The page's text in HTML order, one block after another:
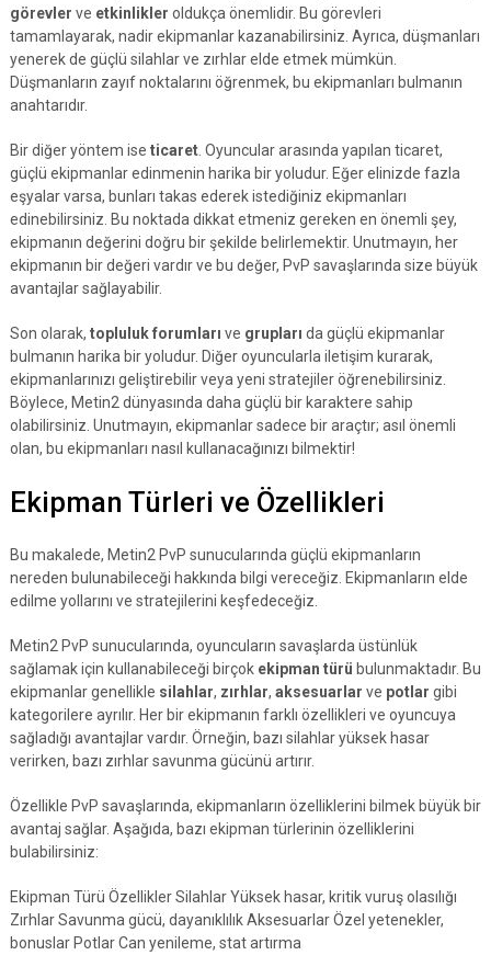
görevler ve etkinlikler oldukça önemlidir. Bu görevleri
tamamlayarak, nadir ekipmanlar kazanabilirsiniz. Ayrıca, düşmanları
yenerek de güçlü silahlar ve zırhlar elde etmek mümkün.
Düşmanların zayıf noktalarını öğrenmek, bu ekipmanları bulmanın
anahtarıdır.
Bir diğer yöntem ise ticaret. Oyuncular arasında yapılan ticaret,
güçlü ekipmanlar edinmenin harika bir yoludur. Eğer elinizde fazla
eşyalar varsa, bunları takas ederek istediğiniz ekipmanları
edinebilirsiniz. Bu noktada dikkat etmeniz gereken en önemli şey,
ekipmanın değerini doğru bir şekilde belirlemektir. Unutmayın, her
ekipmanın bir değeri vardır ve bu değer, PvP savaşlarında size büyük
avantajlar sağlayabilir.
Son olarak, topluluk forumları ve grupları da güçlü ekipmanlar
bulmanın harika bir yoludur. Diğer oyuncularla iletişim kurarak,
ekipmanlarınızı geliştirebilir veya yeni stratejiler öğrenebilirsiniz.
Böylece, Metin2 dünyasında daha güçlü bir karaktere sahip
olabilirsiniz. Unutmayın, ekipmanlar sadece bir araçtır; asıl önemli
olan, bu ekipmanları nasıl kullanacağınızı bilmektir!
Ekipman Türleri ve Özellikleri
Bu makalede, Metin2 PvP sunucularında güçlü ekipmanların
nereden bulunabileceği hakkında bilgi vereceğiz. Ekipmanların elde
edilme yollarını ve stratejilerini keşfedeceğiz.
Metin2 PvP sunucularında, oyuncuların savaşlarda üstünlük
sağlamak için kullanabileceği birçok ekipman türü bulunmaktadır. Bu
ekipmanlar genellikle silahlar, zırhlar, aksesuarlar ve potlar gibi
kategorilere ayrılır. Her bir ekipmanın farklı özellikleri ve oyuncuya
sağladığı avantajlar vardır. Örneğin, bazı silahlar yüksek hasar
verirken, bazı zırhlar savunma gücünü artırır.
Özellikle PvP savaşlarında, ekipmanların özelliklerini bilmek büyük bir
avantaj sağlar. Aşağıda, bazı ekipman türlerinin özelliklerini
bulabilirsiniz:
Ekipman Türü Özellikler Silahlar Yüksek hasar, kritik vuruş olasılığı
Zırhlar Savunma gücü, dayanıklılık Aksesuarlar Özel yetenekler,
bonuslar Potlar Can yenileme, stat artırma